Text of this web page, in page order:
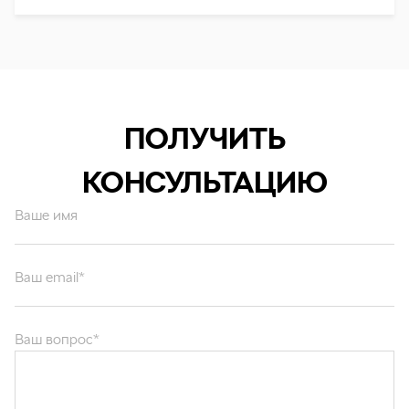
ПОЛУЧИТЬ
КОНСУЛЬТАЦИЮ
Ваше имя
персональных данных